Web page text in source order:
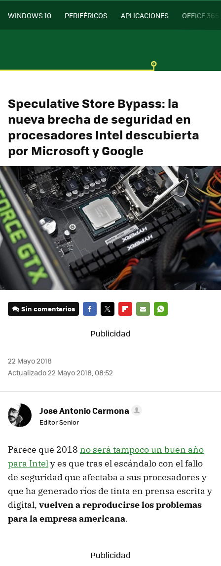
WINDOWS 10 PERIFÉRICOS APLICACIONES OFFICE 365
Speculative Store Bypass: la
nueva brecha de seguridad en
procesadores Intel descubierta
por Microsoft y Google
Sin comentarios
22 Mayo 2018
Actualizado 22 Mayo 2018, 08:52
Jose Antonio Carmona
Editor Senior
Parece que 2018 no será tampoco un buen año
para Intely es que tras el escándalo con el fallo
de seguridad que afectaba a sus procesadores y
que ha generado ríos de tinta en prensa escrita y
digital, vuelven a reproducirse los problemas
para la empresa americana.